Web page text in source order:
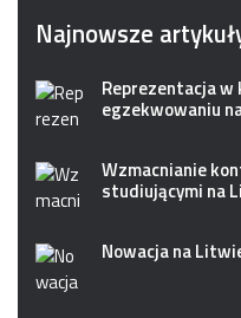
Najnowsze
Reprezentacja
egzekwowaniu
Wzmacnianie
studiującymi na
Nowacja na